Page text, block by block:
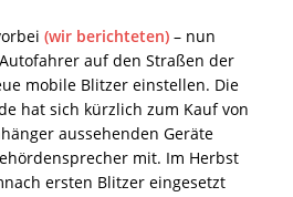
(wir berichteten) – nun
auf den Straßen der
mobile Blitzer einstellen. Die
hat sich kürzlich zum Kauf von
aussehenden Geräte
mit. Im Herbst
ersten Blitzer eingesetzt